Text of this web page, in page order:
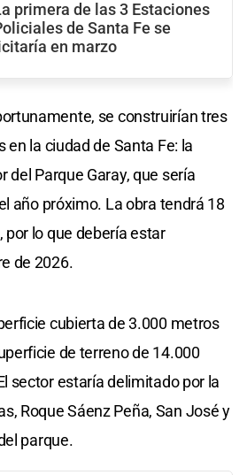
primera de las 3 Estaciones
de Santa Fe se
en marzo
se construirían tres
en la ciudad de Santa Fe: la
del Parque Garay, que sería
año próximo. La obra tendrá 18
por lo que debería estar
de 2026.
cubierta de 3.000 metros
de terreno de 14.000
sector estaría delimitado por la
Roque Sáenz Peña, San José y
parque.